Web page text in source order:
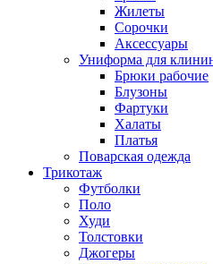
Жилеты
Сорочки
Аксессуары
Униформа для
Брюки рабочие
Блузоны
Фартуки
Халаты
Платья
Поварская одежда
Трикотаж
Футболки
Поло
Худи
Толстовки
Джогеры